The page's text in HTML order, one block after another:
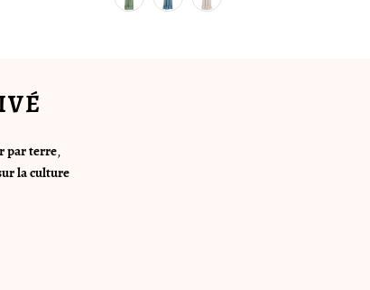
par terre,
la culture